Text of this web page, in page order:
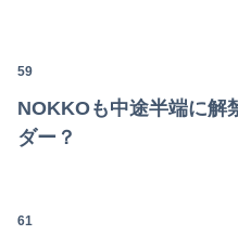
59
NOKKOも中途半端に解
ダー？
61